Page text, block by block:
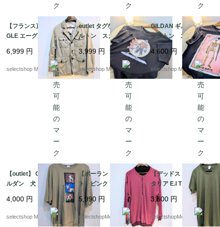
【フランス直輸入】AI
GLE エーグル ハンテ
ィングジャケット M
サイズ 逸品 レア
mens ユニセックス
6,999 円
selectshop Merci.
outlet タグなし スケ
ルトン スカル Tシャ
ツ Mサイズ程度 コ
ットン ボーン 骨
ブラックTシャツ Y2K
3,999 円
selectshop Merci.
GILDAN ギルダン ス
ケルトン スカル Tシ
ャツ Mサイズ コッ
トン ボーン 骨 ブ
ラックTシャツ Y2K
NICARAGUA製
4,600円
selectshop Merci.
【outlet】 GILDAN ギ
ルダン 犬 やぎ XX
Lサイズ ベージュ
プリント コットン T
4,000 円
selectshop Merci.
【ポーランド製】ニッ
ト ピンク アクリ
ル ３８ サイズ ブ
ラック ボタン Mサ
イズ 薄手の セータ
ー ブラックの中付け
5,990 円
selectshopMerci.
【デッドストック】イ
タリア E.I Tシャツ オリ
ーブ mens S-Mサイ
ズ程度 カーキ 薄手
美品 お袖ぷっくり
3,600 円
selectshopMerci.